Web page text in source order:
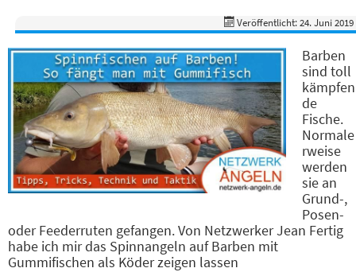
Veröffentlicht: 24. Juni 2019
Barben
sind toll
kämpfen
de
Fische.
Normale
rweise
werden
sie an
Grund-,
Posen-
oder Feederruten gefangen. Von Netzwerker Jean Fertig
habe ich mir das Spinnangeln auf Barben mit
Gummifischen als Köder zeigen lassen